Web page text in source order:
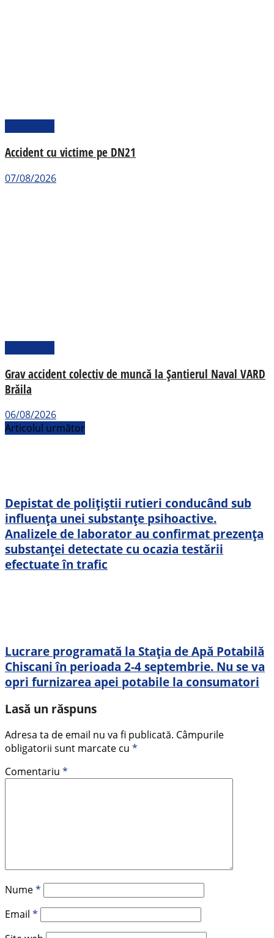
Accident cu victime pe DN21
07/08/2026
Grav accident colectiv de muncă la Șantierul Naval VARD
Brăila
06/08/2026
Articolul următor
Depistat de polițiștii rutieri conducând sub
influența unei substanțe psihoactive.
Analizele de laborator au confirmat prezența
substanței detectate cu ocazia testării
efectuate în trafic
Lucrare programată la Stația de Apă Potabilă
Chiscani în perioada 2-4 septembrie. Nu se va
opri furnizarea apei potabile la consumatori
Lasă un răspuns
Adresa ta de email nu va fi publicată. Câmpurile
obligatorii sunt marcate cu *
Comentariu *
Nume*
Email *